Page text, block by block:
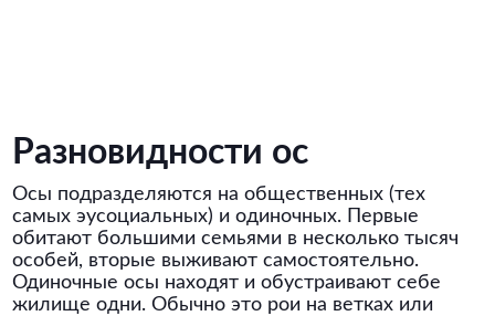
Разновидности ос
Осы подразделяются на общественных (тех
самых эусоциальных) и одиночных. Первые
обитают большими семьями в несколько тысяч
особей, вторые выживают самостоятельно.
Одиночные осы находят и обустраивают себе
жилище одни. Обычно это рои на ветках или